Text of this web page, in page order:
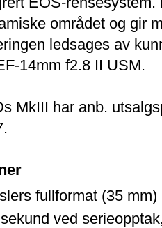
området og gir
ledsages av
14mm f2.8 II USM.
MkIII har anb.
fullformat (35
ved